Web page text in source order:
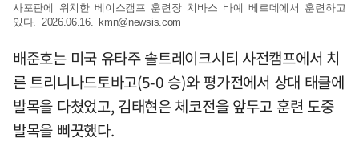
사포판에 위치한 베이스캠프 훈련장 치바스 바예 베르데에서 훈련하고
있다. 2026.06.16. kmn@newsis.com
배준호는 미국 유타주 솔트레이크시티 사전캠프에서 치
른 트리니나드토바고(5-0 승)와 평가전에서 상대 태클에
발목을 다쳤었고, 김태현은 체코전을 앞두고 훈련 도중
발목을 삐끗했다.